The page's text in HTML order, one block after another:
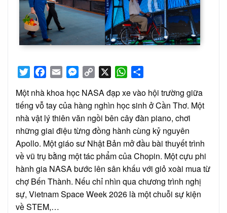
TwitterFacebook
Email Messenger
Copy
WhatsApp
Một nhà khoa học NASA đạp xe vào hội trường giữa
tiếng vỗ tay của hàng nghìn học sinh ở Cần Thơ. Một
nhà vật lý thiên văn ngồi bên cây đàn piano, chơi
những giai điệu từng đồng hành cùng kỷ nguyên
Apollo. Một giáo sư Nhật Bản mở đầu bài thuyết trình
về vũ trụ bằng một tác phẩm của Chopin. Một cựu phi
hành gia NASA bước lên sân khấu với giỏ xoài mua từ
chợ Bến Thành. Nếu chỉ nhìn qua chương trình nghị
sự, Vietnam Space Week 2026 là một chuỗi sự kiện
về STEM,…